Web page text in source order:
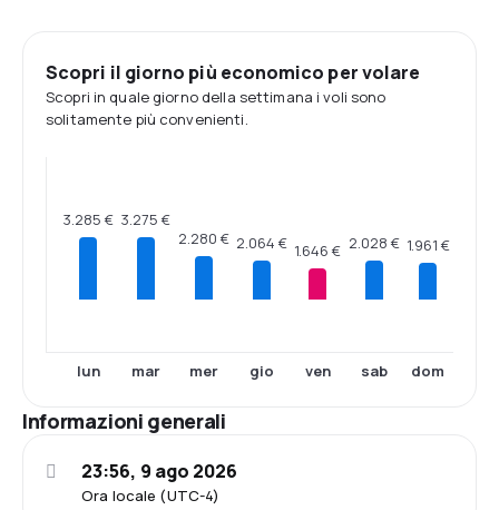
Scopri il giorno più economico per volare
Scopri in quale giorno della settimana i voli sono
solitamente più convenienti.
3.285 €
lun
3.275 €
mar
2.280 €
mer
2.064 €
gio
1.646 €
ven
2.028 €
sab
1.961 €
dom
Informazioni generali
Ora locale (UTC-4)
23:56, 9 ago 2026